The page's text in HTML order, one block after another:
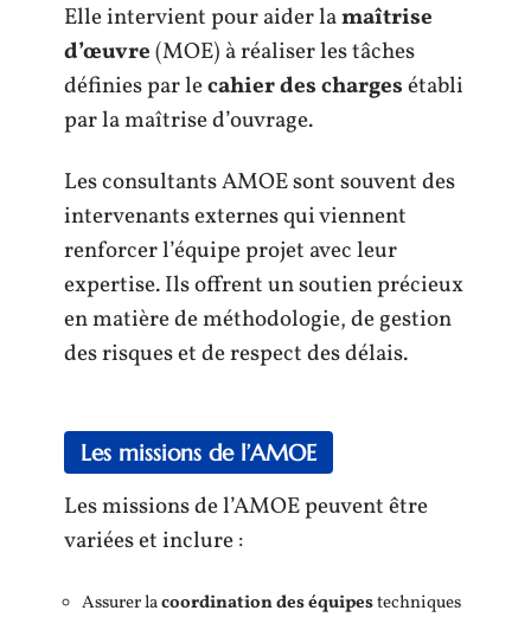
Elle intervient pour aider lamaîtrise
d’œuvre(MOE) à réaliser les tâches
définies par lecahier des chargesétabli
par la maîtrise d’ouvrage.
Les consultants AMOE sont souvent des
intervenants externes qui viennent
renforcer l’équipe projet avec leur
expertise. Ils offrent un soutien précieux
en matière de méthodologie, de gestion
des risques et de respect des délais.
Les missions de l’AMOE
Les missions de l’AMOE peuvent être
variées et inclure :
Assurer lacoordination des équipestechniques